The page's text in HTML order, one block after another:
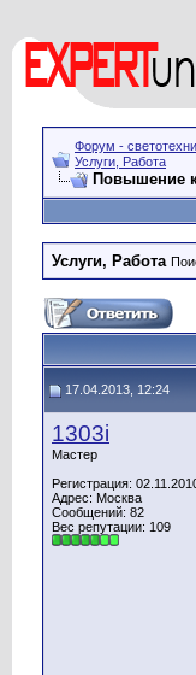
Форум -
Услуги, Работа
Повышение
Услуги, Работа
17.04.2013, 12:24
1303i
Мастер
Регистрация:
Адрес: Москва
Сообщений: 82
Вес репутации: 109